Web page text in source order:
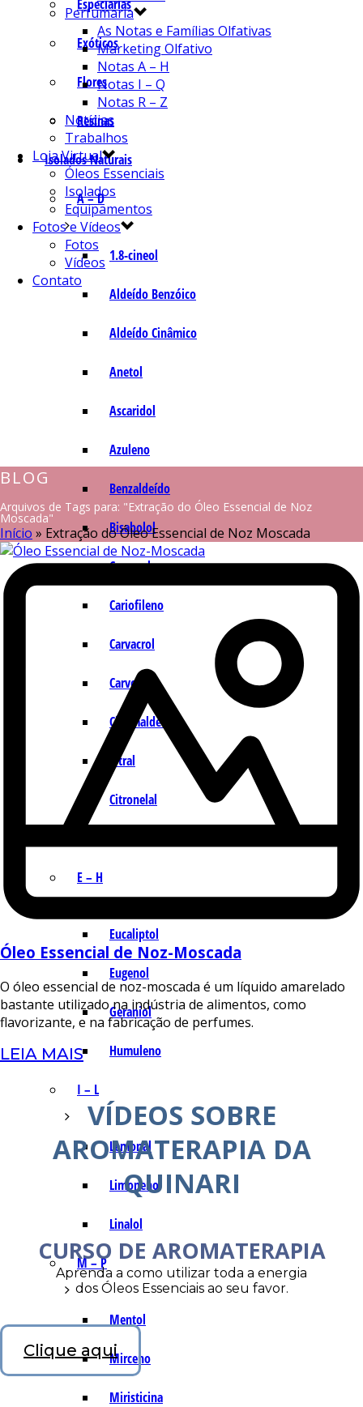
Especiarias
Exóticos
Flores
Resinas
Isolados Naturais
A – D
1.8-cineol
Aldeído Benzóico
Aldeído Cinâmico
Anetol
Ascaridol
Azuleno
Benzaldeído
Bisabolol
Camazuleno
Cariofileno
Carvacrol
Carvona
Cinamaldeído
Citral
Citronelal
E – H
Eucaliptol
Eugenol
Geraniol
Humuleno
I – L
Lemonal
Limoneno
Linalol
M – P
Mentol
Mirceno
Miristicina
Perfumaria
As Notas e Famílias Olfativas
Marketing Olfativo
Notas A – H
Notas I – Q
Notas R – Z
Notícias
Trabalhos
Loja Virtual
Óleos Essenciais
Isolados
Equipamentos
Fotos e Vídeos
Fotos
Vídeos
Contato
BLOG
Arquivos de Tags para: "Extração do Óleo Essencial de Noz
Moscada"
Início » Extração do Óleo Essencial de Noz Moscada
Óleo Essencial de Noz-Moscada
O óleo essencial de noz-moscada é um líquido amarelado
bastante utilizado na indústria de alimentos, como
flavorizante, e na fabricação de perfumes.
LEIA MAIS
VÍDEOS SOBRE
AROMATERAPIA DA
QUINARI
CURSO DE AROMATERAPIA
Aprenda a como utilizar toda a energia
dos Óleos Essenciais ao seu favor.
Clique aqui